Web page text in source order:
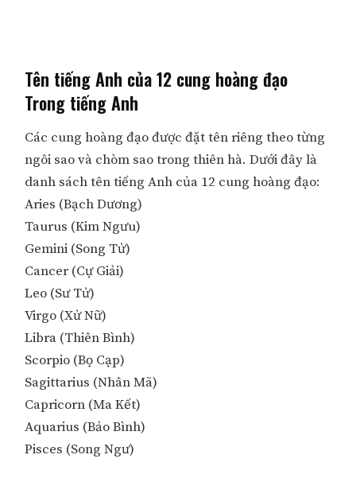
Tên tiếng Anh của 12 cung hoàng đạo
Trong tiếng Anh
Các cung hoàng đạo được đặt tên riêng theo từng
ngôi sao và chòm sao trong thiên hà. Dưới đây là
danh sách tên tiếng Anh của 12 cung hoàng đạo:
Aries (Bạch Dương)
Taurus (Kim Ngưu)
Gemini (Song Tử)
Cancer (Cự Giải)
Leo (Sư Tử)
Virgo (Xử Nữ)
Libra (Thiên Bình)
Scorpio (Bọ Cạp)
Sagittarius (Nhân Mã)
Capricorn (Ma Kết)
Aquarius (Bảo Bình)
Pisces (Song Ngư)